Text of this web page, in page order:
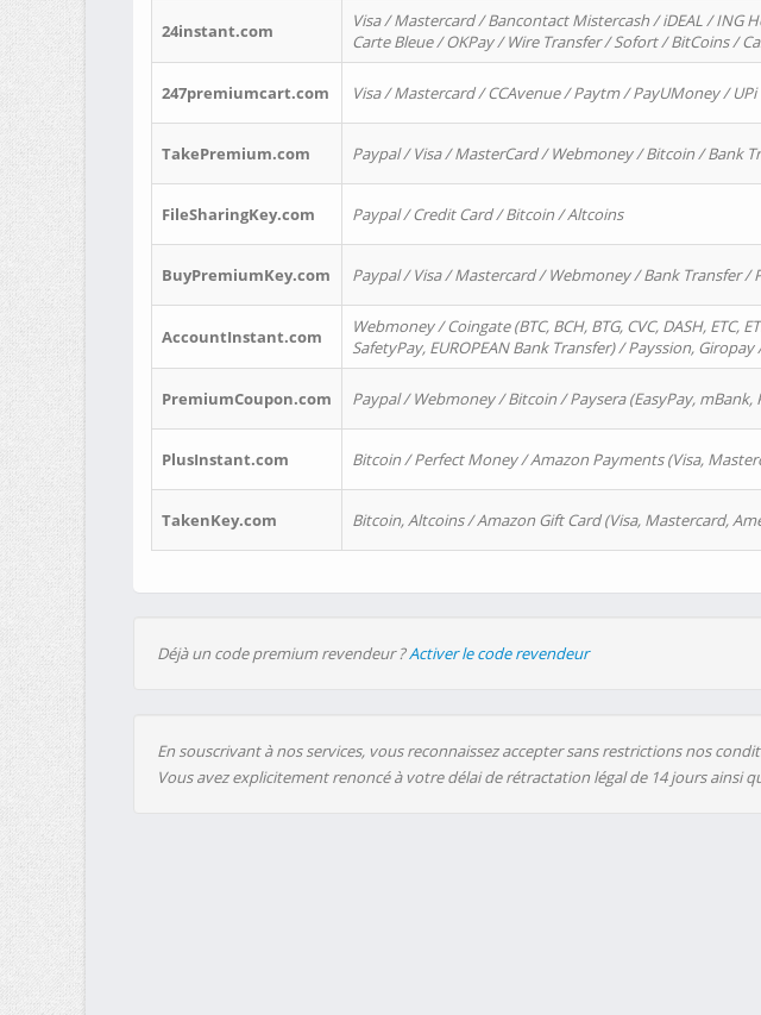
24instant.com
Visa / Mastercard / Bancontact Mistercash / iDEAL / ING
Carte Bleue / OKPay / Wire Transfer / Sofort / BitCoins /
247premiumcart.com Visa / Mastercard / CCAvenue / Paytm / PayUMoney /
TakePremium.com Paypal / Visa / MasterCard / Webmoney / Bitcoin / Bank
FileSharingKey.com Paypal / Credit Card / Bitcoin / Altcoins
BuyPremiumKey.com Paypal / Visa / Mastercard / Webmoney / Bank Transfer /
AccountInstant.com
Webmoney / Coingate (BTC, BCH, BTG, CVC, DASH, ETC,
SafetyPay, EUROPEAN Bank Transfer) / Payssion,
PremiumCoupon.com Paypal / Webmoney / Bitcoin / Paysera (EasyPay, mBank,
PlusInstant.com Bitcoin / Perfect Money / Amazon Payments (Visa,
TakenKey.com Bitcoin, Altcoins / Amazon Gift Card (Visa, Mastercard,
Déjà un code premium revendeur ?Activer le code revendeur
En souscrivant à nos services, vous reconnaissez accepter sans restrictions nos
Vous avez explicitement renoncé à votre délai de rétractation légal de 14 jours